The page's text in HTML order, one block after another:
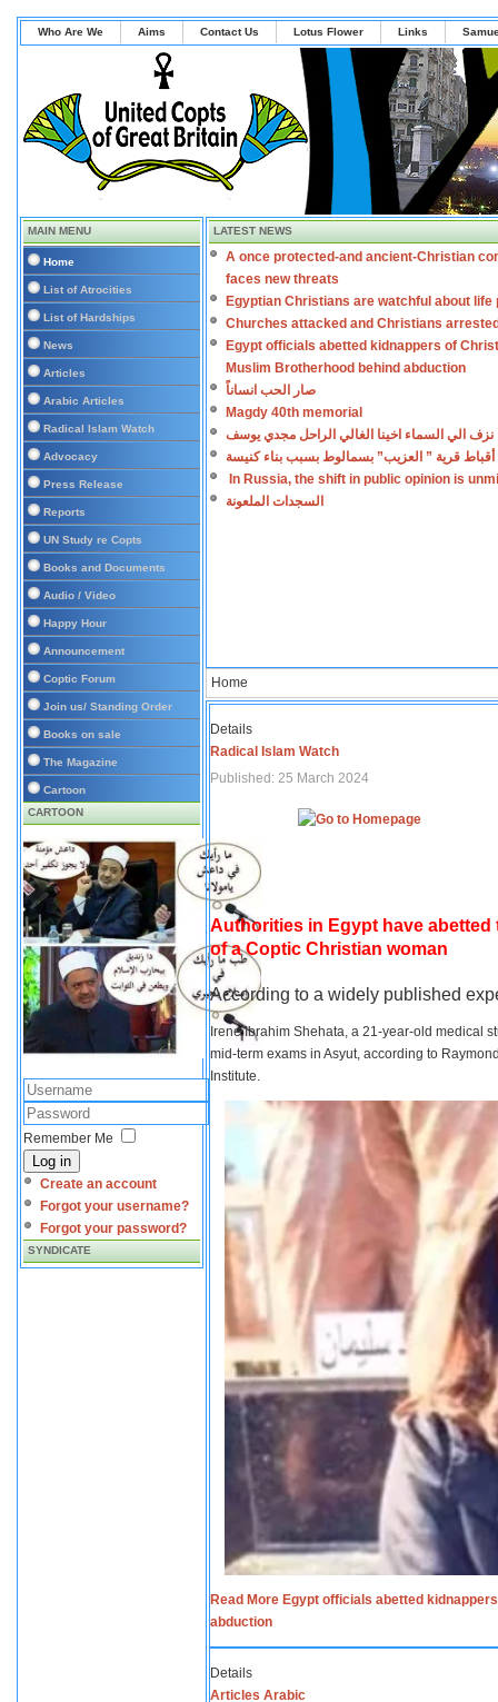
Who Are We Aims Contact Us Lotus Flower Links
MAIN MENU
Home
List of Atrocities
List of Hardships
News
Articles
Arabic Articles
Radical Islam Watch
Advocacy
Press Release
Reports
UN Study re Copts
Books and Documents
Audio / Video
Happy Hour
Announcement
Coptic Forum
Join us/ Standing Order
Books on sale
The Magazine
Cartoon
CARTOON
Remember Me
Log in
Create an account
Forgot your username?
Forgot your password?
SYNDICATE
LATEST NEWS
A once protected-and ancient-Christian
faces new threats
Egyptian Christians are watchful about life
Churches attacked and Christians
Egypt officials abetted kidnappers of
Muslim Brotherhood behind abduction
صار الحب انساناً
Magdy 40th memorial
نزف الي السماء اخينا الغالي الراحل مجدي يوسف
أقباط قرية ” العزيب” بسمالوط بسبب بناء كنيسة
In Russia, the shift in public opinion is
السجدات الملعونة
Home
Details
Radical Islam Watch
Published: 25 March 2024
Authorities in Egypt have
of a Coptic Christian woman
According to a widely published
Irene Ibrahim Shehata, a 21-year-old medical
mid-term exams in Asyut, according to
Institute.
Read More Egypt officials abetted
abduction
Details
Articles Arabic